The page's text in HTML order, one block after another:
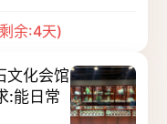
余:4天)
文化会馆
:能日常